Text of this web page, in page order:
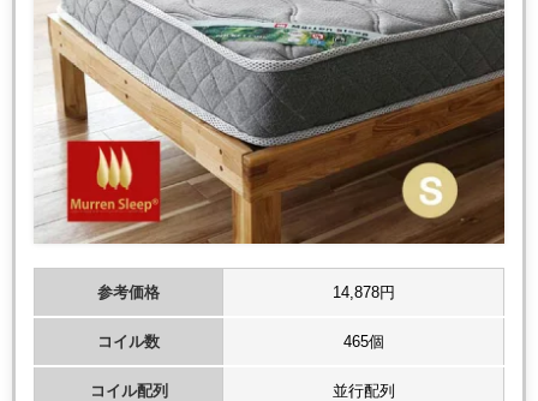
参考価格 14,878円
コイル数 465個
コイル配列 並行配列